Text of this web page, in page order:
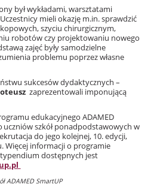
był wykładami, warsztatami
mieli okazję m.in. sprawdzić
szyciu chirurgicznym,
robotów czy projektowaniu nowego
zajęć były samodzielne
problemu poprzez własne
sukcesów dydaktycznych –
zaprezentowali imponującą
edukacyjnego ADAMED
uczniów szkół ponadpodstawowych w
do jego kolejnej, 10. edycji,
Więcej informacji o programie
dostępnych jest
ADAMED SmartUP